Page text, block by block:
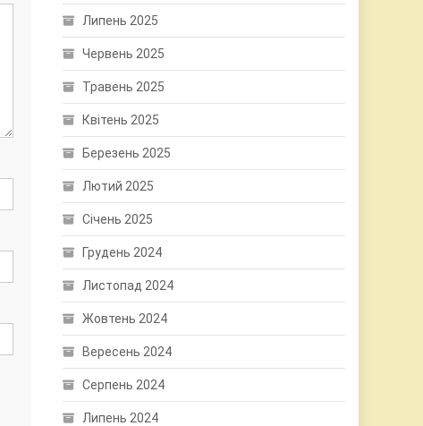
Липень 2025
Червень 2025
Травень 2025
Квітень 2025
Березень 2025
Лютий 2025
Січень 2025
Грудень 2024
Листопад 2024
Жовтень 2024
Вересень 2024
Серпень 2024
Липень 2024